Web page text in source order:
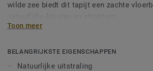
wilde zee biedt dit tapijt een zachte
Toon meer
BELANGRIJKSTE EIGENSCHAPPEN
Natuurlijke uitstraling